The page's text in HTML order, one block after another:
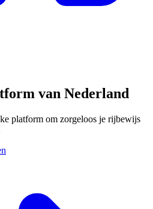
van Nederland
platform om zorgeloos je rijbewijs